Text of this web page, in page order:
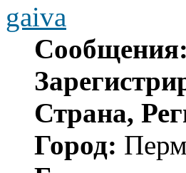
gaiva
Сообщения:
Страна,
Город: